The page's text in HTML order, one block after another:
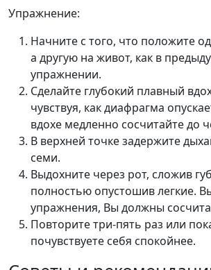
Упражнение:
Начните с того, что положите
а другую на живот, как в
упражнении.
Сделайте глубокий плавный
чувствуя, как диафрагма
вдохе медленно сосчитайте до
В верхней точке задержите
семи.
Выдохните через рот, сложив
полностью опустошив легкие.
упражнения, Вы должны
Повторите три-пять раз или
почувствуете себя спокойнее.